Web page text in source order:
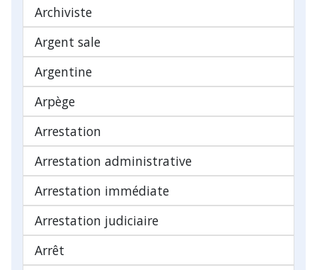
Archiviste
Argent sale
Argentine
Arpège
Arrestation
Arrestation administrative
Arrestation immédiate
Arrestation judiciaire
Arrêt